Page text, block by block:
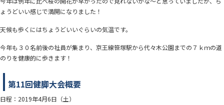
ょうどいい感じで満開になりました！
天候も歩くにはちょうどいいぐらいの気温です。
今年も３０名前後の社員が集まり、京王線笹塚駅から代々木公園までの７ｋｍの道
のりを健康的に歩きます！
第11回健脚大会概要
日程：2019年4月6日（土）